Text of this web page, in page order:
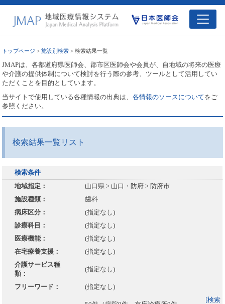
トップページ >施設別検索 > 検索結果一覧
JMAPは、各都道府県医師会、郡市区医師会や会員が、自地域の将来の医療
や介護の提供体制について検討を行う際の参考、ツールとして活用してい
ただくことを目的としています。
当サイトで使用している各種情報の出典は、各情報のソースについてをご
参照ください。
検索結果一覧リスト
検索条件
地域指定：
山口県 > 山口・防府 > 防府市
施設種類：
歯科
病床区分：
(指定なし)
診療科目：
(指定なし)
医療機能：
(指定なし)
在宅療養支援：
(指定なし)
介護サービス種
類：
(指定なし)
フリーワード： (指定なし)
[検索